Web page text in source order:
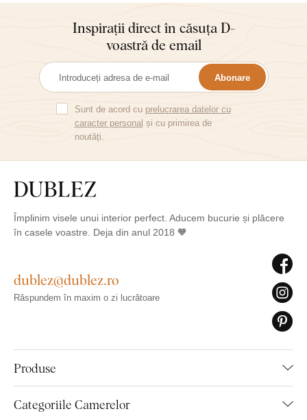
Inspirații direct în căsuța D-
voastră de email
Abonare
Sunt de acord cu prelucrarea datelor cu
caracter personal și cu primirea de
noutăți.
Împlinim visele unui interior perfect. Aducem bucurie și plăcere
în casele voastre. Deja din anul 2018 🧡
Produse
Categoriile Camerelor
dublez@dublez.ro
Răspundem în maxim o zi lucrătoare